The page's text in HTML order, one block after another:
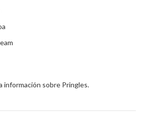
información sobre Pringles.